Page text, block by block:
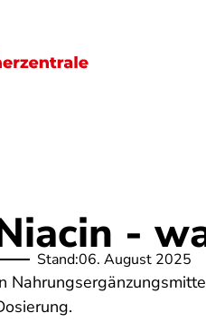
Lebensmittel
-
Stand:06. August 2025